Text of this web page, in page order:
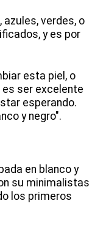
azules, verdes, o
y es por
esta piel, o
es ser excelente
esperando.
y negro".
en blanco y
su minimalistas
los primeros